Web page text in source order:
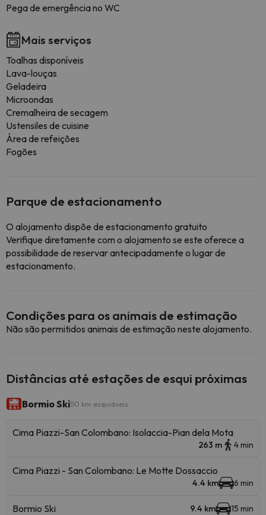
Pega de emergência no WC
Mais serviços
Toalhas disponíveis
Lava-louças
Geladeira
Microondas
Cremalheira de secagem
Ustensiles de cuisine
Área de refeições
Fogões
Parque de estacionamento
O alojamento dispõe de estacionamento gratuito
Verifique diretamente com o alojamento se este oferece a
possibilidade de reservar antecipadamente o lugar de
estacionamento.
Condições para os animais de estimação
Não são permitidos animais de estimação neste alojamento.
Distâncias até estações de esqui próximas
Bormio Ski50 km esquiáveis
Cima Piazzi-San Colombano: Isolaccia-Pian dela Mota
263 m 4 min
Cima Piazzi - San Colombano: Le Motte Dossaccio
4.4 km 6 min
Bormio Ski 9.4 km 15 min